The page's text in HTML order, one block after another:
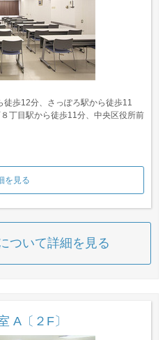
歩12分、さっぽろ駅から徒歩11
丁目駅から徒歩11分、中央区役所前
を見る
ついて詳細を見る
A〔２F〕